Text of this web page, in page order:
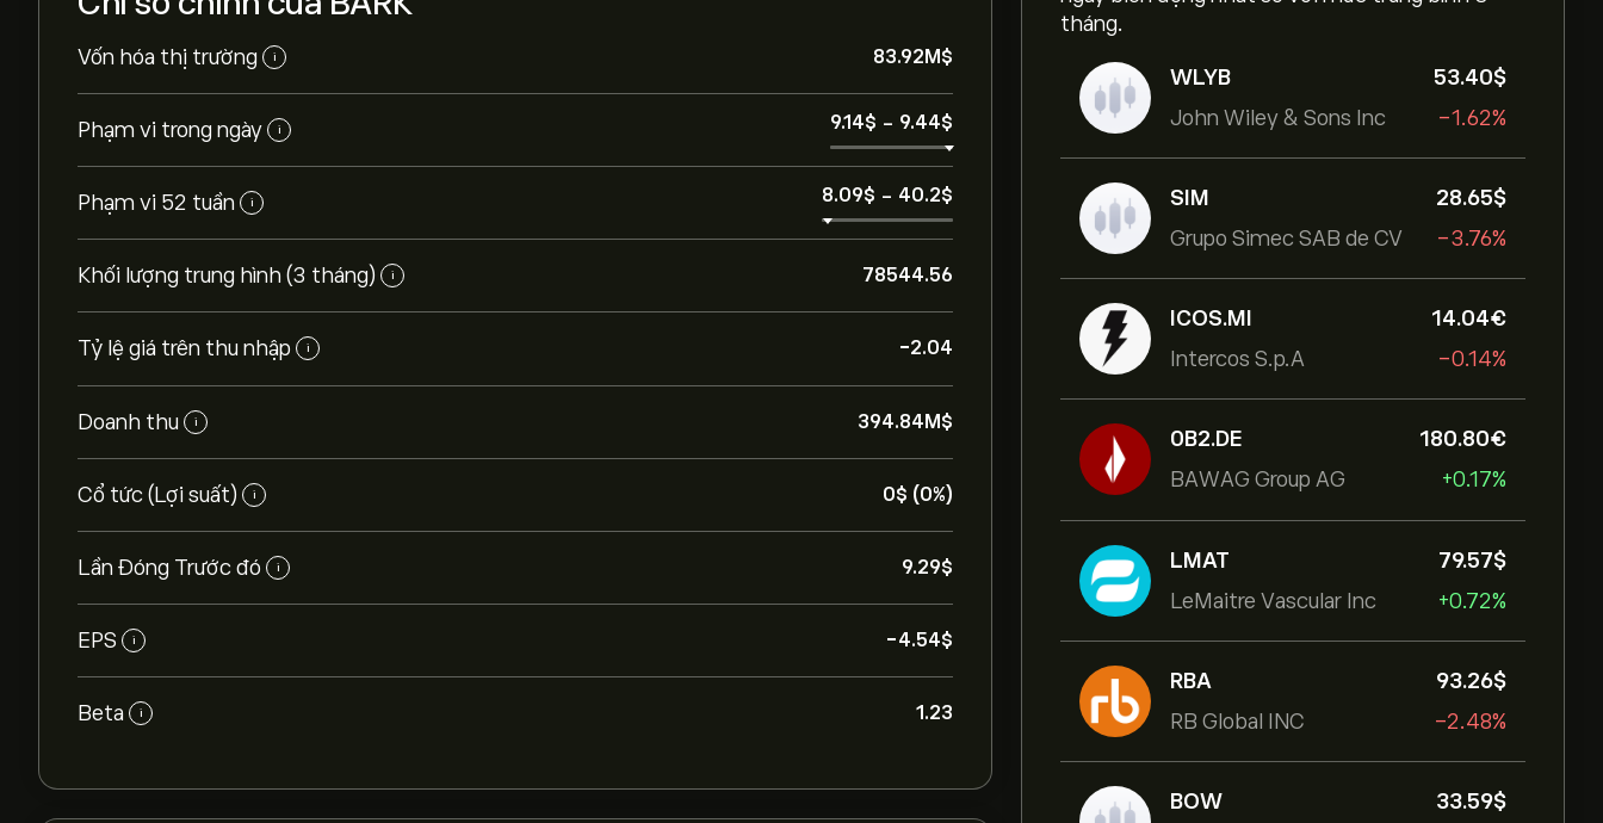
tháng.
WLYB
John Wiley & Sons Inc
53.40‎$‎
-1.62%
SIM
Grupo Simec SAB de CV
28.65‎$‎
-3.76%
ICOS.MI
Intercos S.p.A
14.04‎€‎
-0.14%
0B2.DE
BAWAG Group AG
180.80‎€‎
+0.17%
LMAT
LeMaitre Vascular Inc
79.57‎$‎
+0.72%
RBA
RB Global INC
93.26‎$‎
-2.48%
BOW
33.59‎$‎
Vốn hóa thị trường i 83.92M‎$‎
Phạm vi trong ngày i 9.14‎$‎ - 9.44‎$‎
Phạm vi 52 tuần i 8.09‎$‎ - 40.2‎$‎
Khối lượng trung hình (3 tháng) i 78544.56
Tỷ lệ giá trên thu nhập i -2.04
Doanh thu i 394.84M‎$‎
Cổ tức (Lợi suất) i 0‎$‎ (0%)
Lần Đóng Trước đó i 9.29‎$‎
EPS i -4.54‎$‎
Beta i 1.23